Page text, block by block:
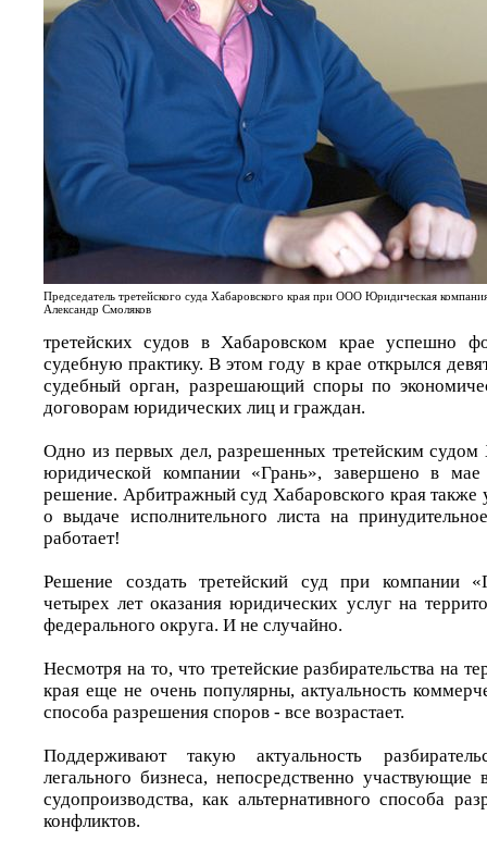
Председатель третейского суда Хабаровского края при ООО Юридическая
Александр Смоляков
третейских судов в Хабаровском крае успешно
судебную практику. В этом году в крае открылся
судебный орган, разрешающий споры по
договорам юридических лиц и граждан.
Одно из первых дел, разрешенных третейским судом
юридической компании «Грань», завершено в
решение. Арбитражный суд Хабаровского края также
о выдаче исполнительного листа на
работает!
Решение создать третейский суд при компании
четырех лет оказания юридических услуг на
федерального округа. И не случайно.
Несмотря на то, что третейские разбирательства на
края еще не очень популярны, актуальность
способа разрешения споров - все возрастает.
Поддерживают такую актуальность
легального бизнеса, непосредственно участвующие
судопроизводства, как альтернативного способа
конфликтов.